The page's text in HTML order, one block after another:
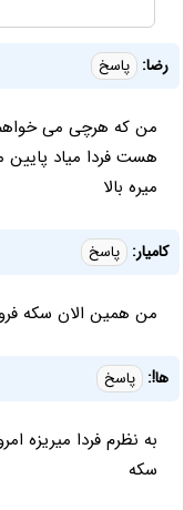
رضا: پاسخ
من که هرچی می خواهم
هست فردا میاد پایین
میره بالا
کامیار: پاسخ
من همین الان سکه فروختم 3.970 تا فردا
ها!: پاسخ
به نظرم فردا میریزه
سکه